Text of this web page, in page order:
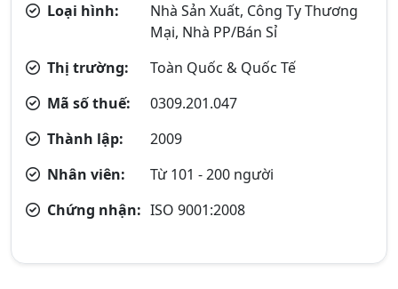
Loại hình:
Nhà Sản Xuất, Công Ty Thương
Mại, Nhà PP/Bán Sỉ
Thị trường:
Toàn Quốc & Quốc Tế
Mã số thuế:
0309.201.047
Thành lập:
2009
Nhân viên:
Từ 101 - 200 người
Chứng nhận: ISO 9001:2008